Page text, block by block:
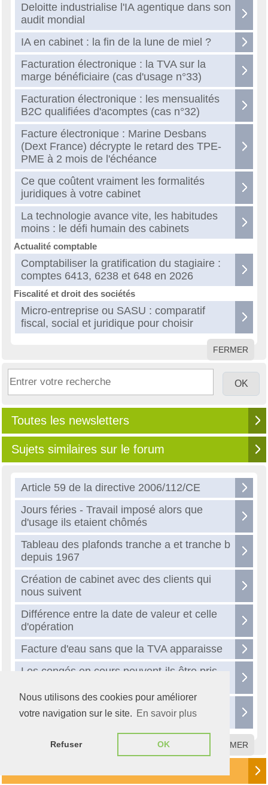
Nous utilisons des cookies pour améliorer
votre navigation sur le site. En savoir plus
Refuser OK
Deloitte industrialise l'IA agentique dans son
audit mondial
IA en cabinet : la fin de la lune de miel ?
Facturation électronique : la TVA sur la
marge bénéficiaire (cas d'usage n°33)
Facturation électronique : les mensualités
B2C qualifiées d'acomptes (cas n°32)
Facture électronique : Marine Desbans
(Dext France) décrypte le retard des TPE-
PME à 2 mois de l'échéance
Ce que coûtent vraiment les formalités
juridiques à votre cabinet
La technologie avance vite, les habitudes
moins : le défi humain des cabinets
Actualité comptable
Comptabiliser la gratification du stagiaire :
comptes 6413, 6238 et 648 en 2026
Fiscalité et droit des sociétés
Micro-entreprise ou SASU : comparatif
fiscal, social et juridique pour choisir
FERMER
Toutes les newsletters
Sujets similaires sur le forum
Article 59 de la directive 2006/112/CE
Jours féries - Travail imposé alors que
d'usage ils etaient chômés
Tableau des plafonds tranche a et tranche b
depuis 1967
Création de cabinet avec des clients qui
nous suivent
Différence entre la date de valeur et celle
d'opération
Facture d'eau sans que la TVA apparaisse
Les congés en cours peuvent-ils être pris
Faut-il être au RN au moment de l'option
intégration fiscale?
FERMER